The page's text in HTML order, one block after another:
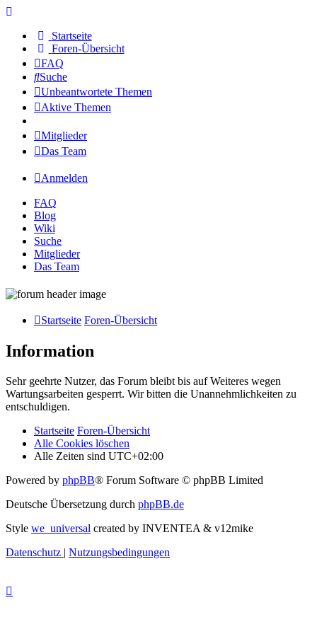
Startseite
Foren-Übersicht
FAQ
Suche
Unbeantwortete Themen
Aktive Themen
Mitglieder
Das Team
Anmelden
FAQ
Blog
Wiki
Suche
Mitglieder
Das Team
Startseite Foren-Übersicht
Information
Sehr geehrte Nutzer, das Forum bleibt bis auf Weiteres wegen
Wartungsarbeiten gesperrt. Wir bitten die Unannehmlichkeiten zu
entschuldigen.
Startseite Foren-Übersicht
Alle Cookies löschen
Alle Zeiten sind UTC+02:00
Powered by phpBB® Forum Software © phpBB Limited
Deutsche Übersetzung durch phpBB.de
Style we_universal created by INVENTEA & v12mike
Datenschutz | Nutzungsbedingungen